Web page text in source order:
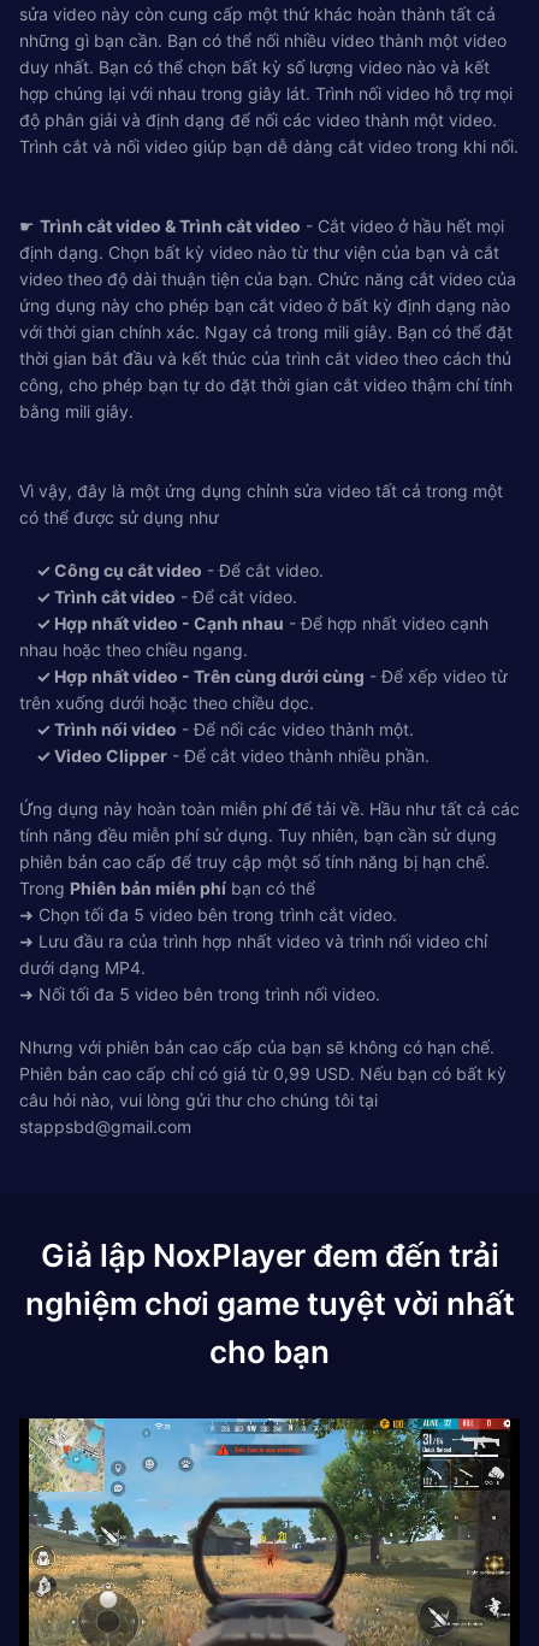
sửa video này còn cung cấp một thứ khác hoàn thành tất cả
những gì bạn cần. Bạn có thể nối nhiều video thành một video
duy nhất. Bạn có thể chọn bất kỳ số lượng video nào và kết
hợp chúng lại với nhau trong giây lát. Trình nối video hỗ trợ mọi
độ phân giải và định dạng để nối các video thành một video.
Trình cắt và nối video giúp bạn dễ dàng cắt video trong khi nối.
☛ Trình cắt video & Trình cắt video - Cắt video ở hầu hết mọi
định dạng. Chọn bất kỳ video nào từ thư viện của bạn và cắt
video theo độ dài thuận tiện của bạn. Chức năng cắt video của
ứng dụng này cho phép bạn cắt video ở bất kỳ định dạng nào
với thời gian chính xác. Ngay cả trong mili giây. Bạn có thể đặt
thời gian bắt đầu và kết thúc của trình cắt video theo cách thủ
công, cho phép bạn tự do đặt thời gian cắt video thậm chí tính
bằng mili giây.
Vì vậy, đây là một ứng dụng chỉnh sửa video tất cả trong một
có thể được sử dụng như
✓ Công cụ cắt video - Để cắt video.
✓ Trình cắt video - Để cắt video.
✓ Hợp nhất video - Cạnh nhau - Để hợp nhất video cạnh
nhau hoặc theo chiều ngang.
✓ Hợp nhất video - Trên cùng dưới cùng - Để xếp video từ
trên xuống dưới hoặc theo chiều dọc.
✓ Trình nối video - Để nối các video thành một.
✓ Video Clipper - Để cắt video thành nhiều phần.
Ứng dụng này hoàn toàn miễn phí để tải về. Hầu như tất cả các
tính năng đều miễn phí sử dụng. Tuy nhiên, bạn cần sử dụng
phiên bản cao cấp để truy cập một số tính năng bị hạn chế.
Trong Phiên bản miễn phí bạn có thể
➜ Chọn tối đa 5 video bên trong trình cắt video.
➜ Lưu đầu ra của trình hợp nhất video và trình nối video chỉ
dưới dạng MP4.
➜ Nối tối đa 5 video bên trong trình nối video.
Nhưng với phiên bản cao cấp của bạn sẽ không có hạn chế.
Phiên bản cao cấp chỉ có giá từ 0,99 USD. Nếu bạn có bất kỳ
câu hỏi nào, vui lòng gửi thư cho chúng tôi tại
stappsbd@gmail.com
Giả lập NoxPlayer đem đến trải
nghiệm chơi game tuyệt vời nhất
cho bạn